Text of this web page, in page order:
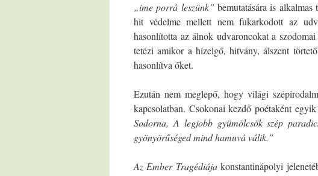
„ime porrá leszünk” bemutatására is
hit védelme mellett nem fukarkodott az
hasonlította az álnok udvaroncokat a
tetézi amikor a hízelgő, hitvány, álszent
hasonlítva őket.
Ezután nem meglepő, hogy világi
kapcsolatban. Csokonai kezdő poétaként
Sodorna, A legjobb gyümölcsök szép
gyönyörűséged mind hamuvá válik.”
Az Ember Tragédiájakonstantinápolyi